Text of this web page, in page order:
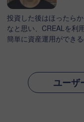
投資した後はほったら
なと思い、CREALを利
簡単に資産運用ができ
ユーザ